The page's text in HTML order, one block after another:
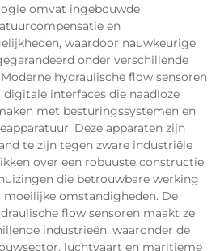
omvat ingebouwde
en
waardoor nauwkeurige
onder verschillende
hydraulische flow sensoren
interfaces die naadloze
met besturingssystemen en
Deze apparaten zijn
te zijn tegen zware industriële
over een robuuste constructie
die betrouwbare werking
moeilijke omstandigheden. De
flow sensoren maakt ze
industrieën, waaronder de
luchtvaart en maritieme